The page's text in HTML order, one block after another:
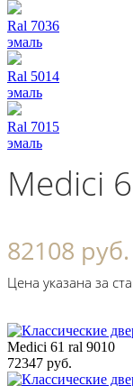
Ral 7036
эмаль
Ral 5014
эмаль
Ral 7015
эмаль
Medici
82108 руб.
Цена указана за
Medici 61 ral 9010
72347 руб.